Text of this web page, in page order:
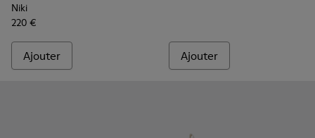
Niki
220 €
Ajouter Ajouter